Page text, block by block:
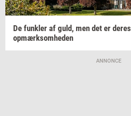
De funk­ler af guld, men det er deres
op­mærk­som­he­den
ANNONCE